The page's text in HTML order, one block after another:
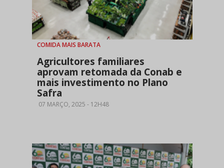
COMIDA MAIS BARATA
Agricultores familiares
aprovam retomada da Conab e
mais investimento no Plano
Safra
07 MARÇO, 2025 - 12H48